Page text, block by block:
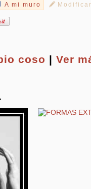
A mi muro
coso |Ver